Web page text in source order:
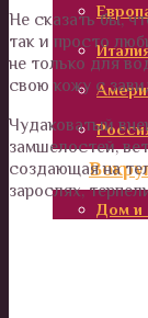
Дом и
Не сказать бы,
так и просто
не только для
свою кожу с
Чудаковатый
замшелостей,
создающая на
зарослях,